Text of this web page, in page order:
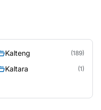
Kalteng (189)
Kaltara (1)